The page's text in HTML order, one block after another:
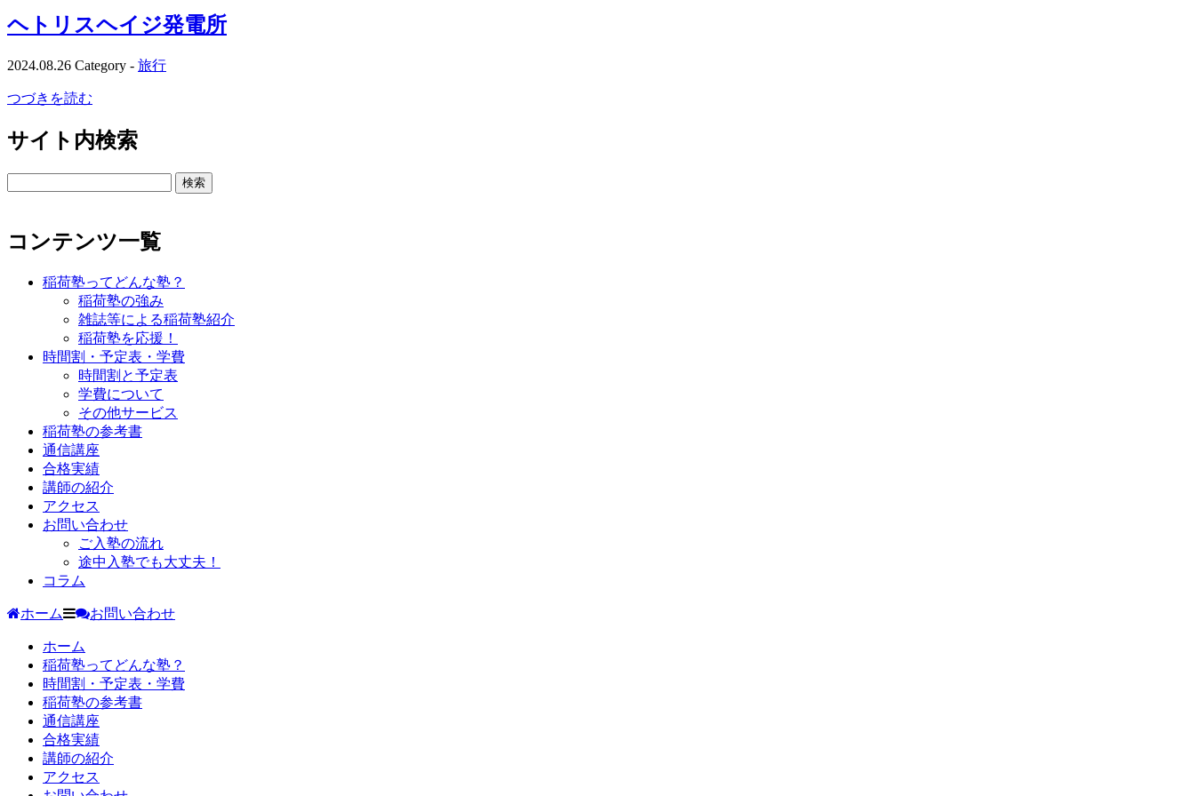
ヘトリスヘイジ発電所
2024.08.26 Category - 旅行
つづきを読む
サイト内検索
コンテンツ一覧
稲荷塾ってどんな塾？
稲荷塾の強み
雑誌等による稲荷塾紹介
稲荷塾を応援！
時間割・予定表・学費
時間割と予定表
学費について
その他サービス
稲荷塾の参考書
通信講座
合格実績
講師の紹介
アクセス
お問い合わせ
ご入塾の流れ
途中入塾でも大丈夫！
コラム
ホーム お問い合わせ
ホーム
稲荷塾ってどんな塾？
時間割・予定表・学費
稲荷塾の参考書
通信講座
合格実績
講師の紹介
アクセス